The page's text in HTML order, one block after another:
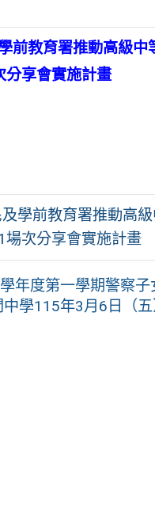
前教育署推動高級
分享會實施計畫
學前教育署推動高
場次分享會實施計畫
年度第一學期警察
中學115年3月6日（